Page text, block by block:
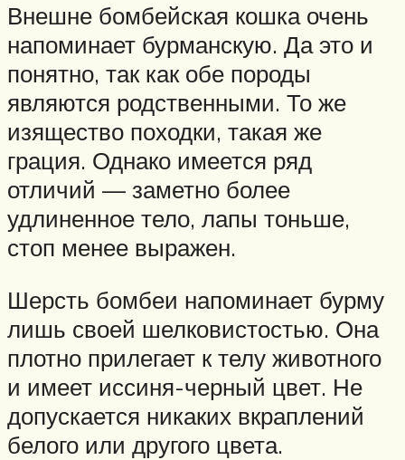
Внешне бомбейская кошка очень
напоминает бурманскую. Да это и
понятно, так как обе породы
являются родственными. То же
изящество походки, такая же
грация. Однако имеется ряд
отличий — заметно более
удлиненное тело, лапы тоньше,
стоп менее выражен.
Шерсть бомбеи напоминает бурму
лишь своей шелковистостью. Она
плотно прилегает к телу животного
и имеет иссиня-черный цвет. Не
допускается никаких вкраплений
белого или другого цвета.